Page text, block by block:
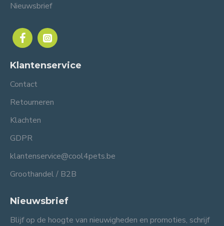
Nieuwsbrief
Klantenservice
Contact
Retourneren
Klachten
GDPR
klantenservice@cool4pets.be
Groothandel / B2B
Nieuwsbrief
Blijf op de hoogte van nieuwigheden en promoties, schrijf